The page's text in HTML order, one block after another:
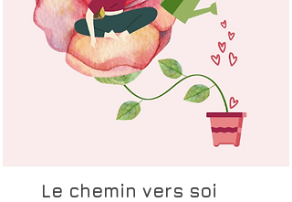
Le chemin vers soi